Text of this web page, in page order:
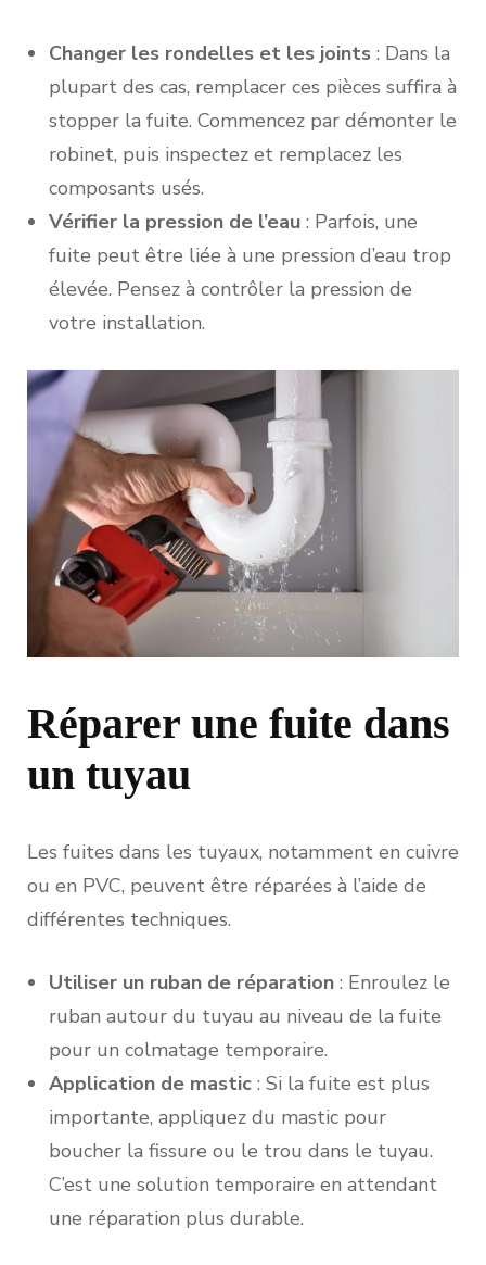
Changer les rondelles et les joints : Dans la
plupart des cas, remplacer ces pièces suffira à
stopper la fuite. Commencez par démonter le
robinet, puis inspectez et remplacez les
composants usés.
Vérifier la pression de l’eau : Parfois, une
fuite peut être liée à une pression d’eau trop
élevée. Pensez à contrôler la pression de
votre installation.
Réparer une fuite dans
un tuyau
Les fuites dans les tuyaux, notamment en cuivre
ou en PVC, peuvent être réparées à l’aide de
différentes techniques.
Utiliser un ruban de réparation : Enroulez le
ruban autour du tuyau au niveau de la fuite
pour un colmatage temporaire.
Application de mastic : Si la fuite est plus
importante, appliquez du mastic pour
boucher la fissure ou le trou dans le tuyau.
C’est une solution temporaire en attendant
une réparation plus durable.